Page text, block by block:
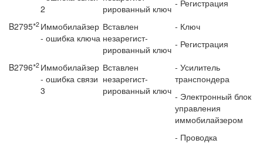
2
рированный ключ - Регистрация
B2795*2 Иммобилайзер
- ошибка ключа
Вставлен
незарегист­
рированный ключ
- Ключ
- Регистрация
B2796*2 Иммобилайзер
- ошибка связи
3
Вставлен
незарегист­
рированный ключ
- Усилитель
транспондера
- Электронный блок
управ­ления
иммобилайзером
- Проводка